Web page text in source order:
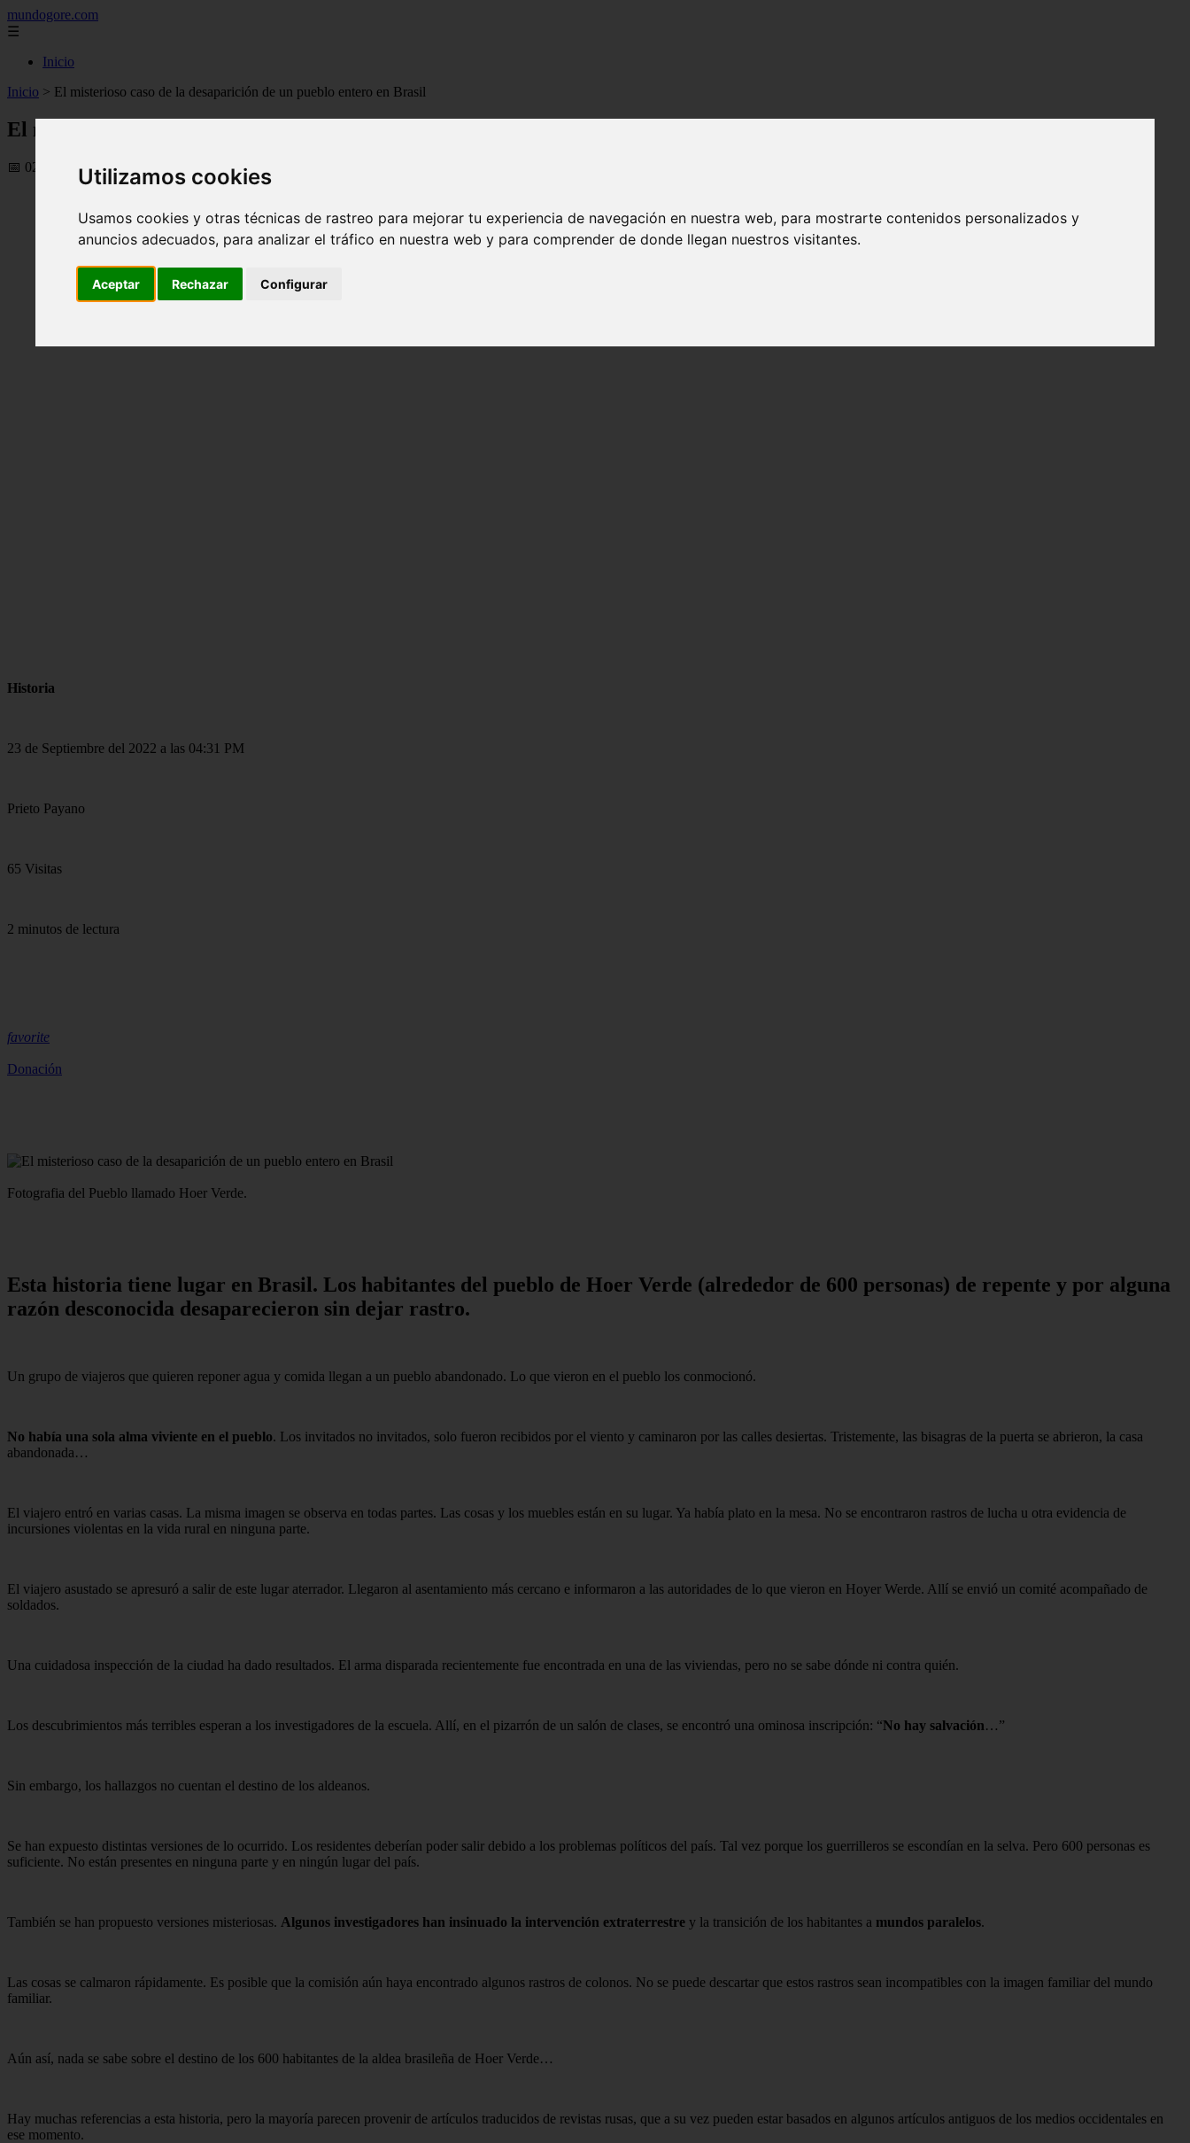
Utilizamos cookies
Usamos cookies y otras técnicas de rastreo para mejorar tu experiencia de navegación en nuestra web, para mostrarte contenidos personalizados y
anuncios adecuados, para analizar el tráfico en nuestra web y para comprender de donde llegan nuestros visitantes.
Aceptar Rechazar Configurar
mundogore.com
☰
Inicio
Inicio > El misterioso caso de la desaparición de un pueblo entero en Brasil
El misterioso caso de la desaparición de un pueblo entero en Brasil
📅 02/11/2025
Historia
23 de Septiembre del 2022 a las 04:31 PM
Prieto Payano
65 Visitas
2 minutos de lectura
favorite
Donación
Fotografia del Pueblo llamado Hoer Verde.
Esta historia tiene lugar en Brasil. Los habitantes del pueblo de Hoer Verde (alrededor de 600 personas) de repente y por alguna
razón desconocida desaparecieron sin dejar rastro.
Un grupo de viajeros que quieren reponer agua y comida llegan a un pueblo abandonado. Lo que vieron en el pueblo los conmocionó.
No había una sola alma viviente en el pueblo. Los invitados no invitados, solo fueron recibidos por el viento y caminaron por las calles desiertas. Tristemente, las bisagras de la puerta se abrieron, la casa
abandonada…
El viajero entró en varias casas. La misma imagen se observa en todas partes. Las cosas y los muebles están en su lugar. Ya había plato en la mesa. No se encontraron rastros de lucha u otra evidencia de
incursiones violentas en la vida rural en ninguna parte.
El viajero asustado se apresuró a salir de este lugar aterrador. Llegaron al asentamiento más cercano e informaron a las autoridades de lo que vieron en Hoyer Werde. Allí se envió un comité acompañado de
soldados.
Una cuidadosa inspección de la ciudad ha dado resultados. El arma disparada recientemente fue encontrada en una de las viviendas, pero no se sabe dónde ni contra quién.
Los descubrimientos más terribles esperan a los investigadores de la escuela. Allí, en el pizarrón de un salón de clases, se encontró una ominosa inscripción: “No hay salvación…”
Sin embargo, los hallazgos no cuentan el destino de los aldeanos.
Se han expuesto distintas versiones de lo ocurrido. Los residentes deberían poder salir debido a los problemas políticos del país. Tal vez porque los guerrilleros se escondían en la selva. Pero 600 personas es
suficiente. No están presentes en ninguna parte y en ningún lugar del país.
También se han propuesto versiones misteriosas. Algunos investigadores han insinuado la intervención extraterrestre y la transición de los habitantes a mundos paralelos.
Las cosas se calmaron rápidamente. Es posible que la comisión aún haya encontrado algunos rastros de colonos. No se puede descartar que estos rastros sean incompatibles con la imagen familiar del mundo
familiar.
Aún así, nada se sabe sobre el destino de los 600 habitantes de la aldea brasileña de Hoer Verde…
Hay muchas referencias a esta historia, pero la mayoría parecen provenir de artículos traducidos de revistas rusas, que a su vez pueden estar basados ​​en algunos artículos antiguos de los medios occidentales en
ese momento.